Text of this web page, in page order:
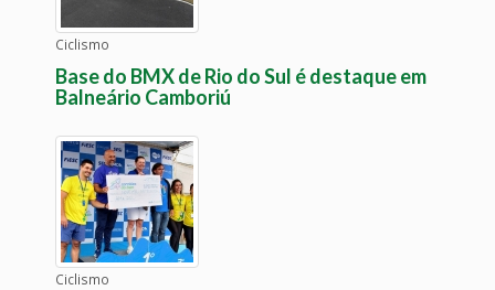
Ciclismo
Base do BMX de Rio do Sul é destaque em
Balneário Camboriú
Ciclismo